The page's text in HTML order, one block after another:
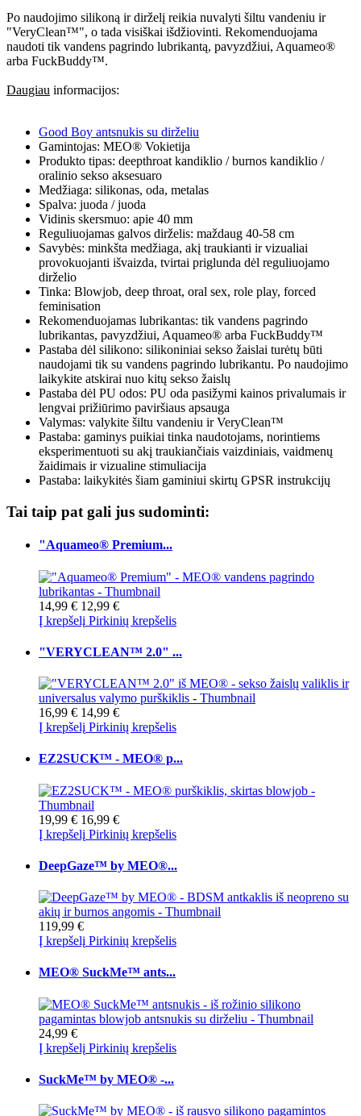
Po naudojimo silikoną ir dirželį reikia nuvalyti šiltu vandeniu ir
"VeryClean™", o tada visiškai išdžiovinti. Rekomenduojama
naudoti tik vandens pagrindo lubrikantą, pavyzdžiui, Aquameo®
arba FuckBuddy™.
Daugiau informacijos:
Good Boy antsnukis su dirželiu
Gamintojas: MEO® Vokietija
Produkto tipas: deepthroat kandiklio / burnos kandiklio /
oralinio sekso aksesuaro
Medžiaga: silikonas, oda, metalas
Spalva: juoda / juoda
Vidinis skersmuo: apie 40 mm
Reguliuojamas galvos dirželis: maždaug 40-58 cm
Savybės: minkšta medžiaga, akį traukianti ir vizualiai
provokuojanti išvaizda, tvirtai priglunda dėl reguliuojamo
dirželio
Tinka: Blowjob, deep throat, oral sex, role play, forced
feminisation
Rekomenduojamas lubrikantas: tik vandens pagrindo
lubrikantas, pavyzdžiui, Aquameo® arba FuckBuddy™
Pastaba dėl silikono: silikoniniai sekso žaislai turėtų būti
naudojami tik su vandens pagrindo lubrikantu. Po naudojimo
laikykite atskirai nuo kitų sekso žaislų
Pastaba dėl PU odos: PU oda pasižymi kainos privalumais ir
lengvai prižiūrimo paviršiaus apsauga
Valymas: valykite šiltu vandeniu ir VeryClean™
Pastaba: gaminys puikiai tinka naudotojams, norintiems
eksperimentuoti su akį traukiančiais vaizdiniais, vaidmenų
žaidimais ir vizualine stimuliacija
Pastaba: laikykitės šiam gaminiui skirtų GPSR instrukcijų
Tai taip pat gali jus sudominti:
"Aquameo® Premium...
14,99 € 12,99 €
Į krepšelį Pirkinių krepšelis
"VERYCLEAN™ 2.0" ...
16,99 € 14,99 €
Į krepšelį Pirkinių krepšelis
EZ2SUCK™ - MEO® p...
19,99 € 16,99 €
Į krepšelį Pirkinių krepšelis
DeepGaze™ by MEO®...
119,99 €
Į krepšelį Pirkinių krepšelis
MEO® SuckMe™ ants...
24,99 €
Į krepšelį Pirkinių krepšelis
SuckMe™ by MEO® -...